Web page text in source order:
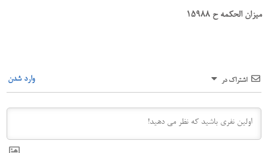
میزان الحکمه ح 15988
اشتراک در وارد شدن